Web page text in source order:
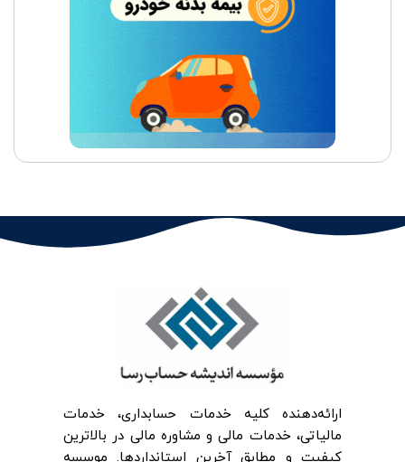
ارائه‌‌دهنده کلیه خدمات حسابداری، خدمات
مالیاتی، خدمات مالی و مشاوره مالی در بالاترین
کیفیت و مطابق آخرین استانداردها. موسسه